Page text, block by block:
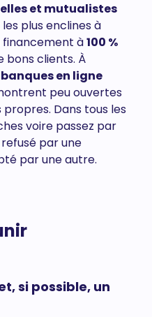
et mutualistes
plus enclines à
financement à100 %
bons clients. À
banques en ligne
peu ouvertes
Dans tous les
voire passez par
par une
par une autre.
si possible, un